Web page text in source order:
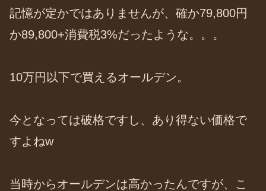
記憶が定かではありませんが、確か79,800円
か89,800+消費税3%だったような。。。
10万円以下で買えるオールデン。
今となっては破格ですし、あり得ない価格で
すよねw
当時からオールデンは高かったんですが、こ